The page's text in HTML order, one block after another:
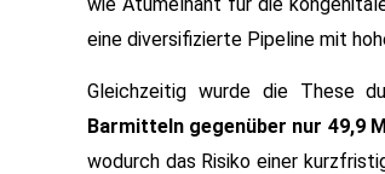
eine diversifizierte Pipeline mit
Gleichzeitig wurde die These
Barmitteln gegenüber nur 49,9
wodurch das Risiko einer